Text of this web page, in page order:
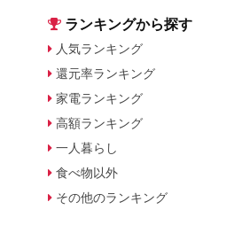
ランキングから探す
人気ランキング
還元率ランキング
家電ランキング
高額ランキング
一人暮らし
食べ物以外
その他のランキング